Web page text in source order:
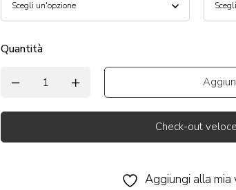
Quantità
Check-out veloce
Aggiungi alla mia